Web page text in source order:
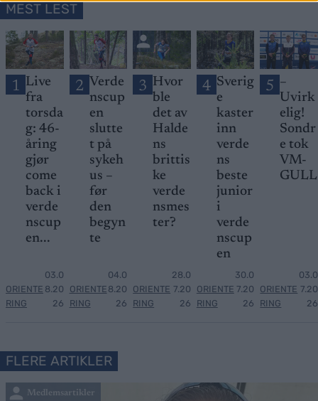
MEST LEST
1 Live
fra
torsda
g: 46-
åring
gjør
come
back i
verde
nscup
en...
ORIENTE
RING
03.0
8.20
26
2 Verde
nscup
en
slutte
t på
sykeh
us –
før
den
begyn
te
ORIENTE
RING
04.0
8.20
26
3 Hvor
ble
det av
Halde
ns
brittis
ke
verde
nsmes
ter?
ORIENTE
RING
28.0
7.20
26
4 Sverig
e
kaster
inn
verde
ns
beste
junior
i
verde
nscup
en
ORIENTE
RING
30.0
7.20
26
5 –
Uvirk
elig!
Sondr
e tok
VM-
GULL
ORIENTE
RING
03.0
7.20
26
FLERE ARTIKLER
Medlemsartikler